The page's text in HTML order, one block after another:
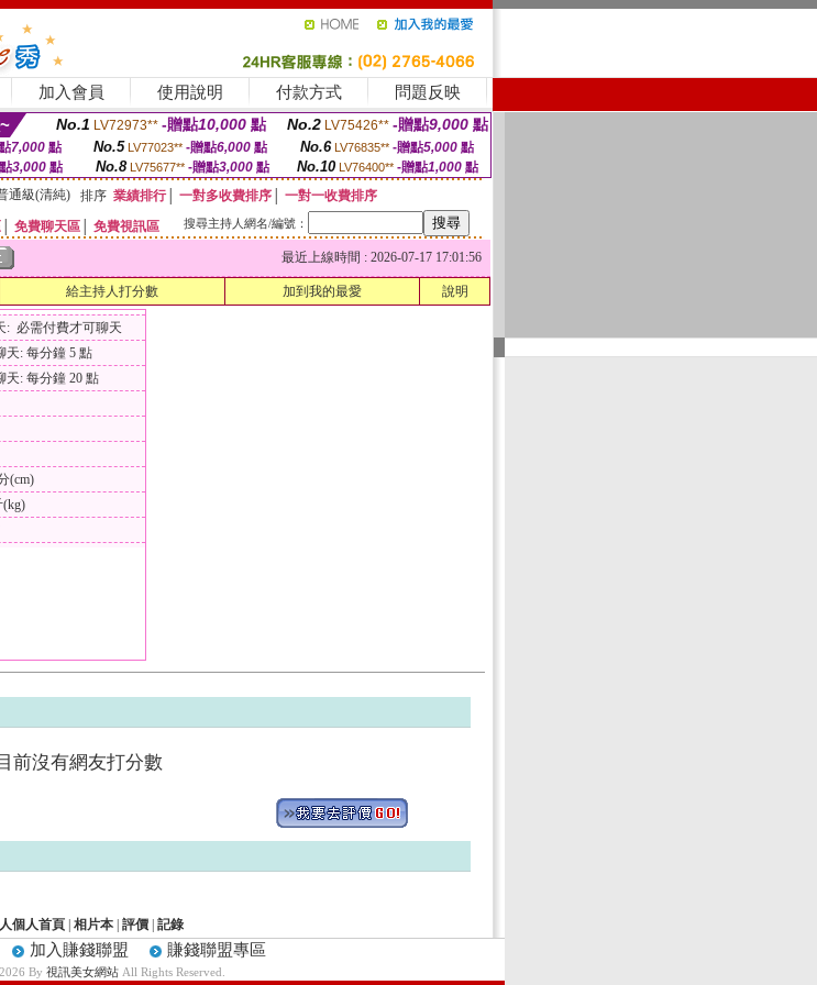
加入會員 使用說明 付款方式 問題反映
No.1 LV72973** -贈點10,000 點 No.2 LV75426** -贈點9,000 點
7,000點 No.5 LV77023** -贈點6,000點 No.6 LV76835** -贈點5,000點
3,000 點 No.8 LV75677** -贈點3,000點 No.10 LV76400** -贈點1,000 點
通級(清純) 排序 業績排行│ 一對多收費排序
一對一收費排序
免費聊天區 免費視訊區 搜尋主持人網名/編號：
最近上線時間 : 2026-07-17 17:01:56
給主持人打分數 加到我的最愛 說明
: 必需付費才可聊天
天: 每分鐘 5 點
天: 每分鐘 20 點
(cm)
(kg)
前沒有網友打分數
個人首頁 相片本 評價 記錄
加入賺錢聯盟 賺錢聯盟專區
By 視訊美女網站All Rights Reserved.